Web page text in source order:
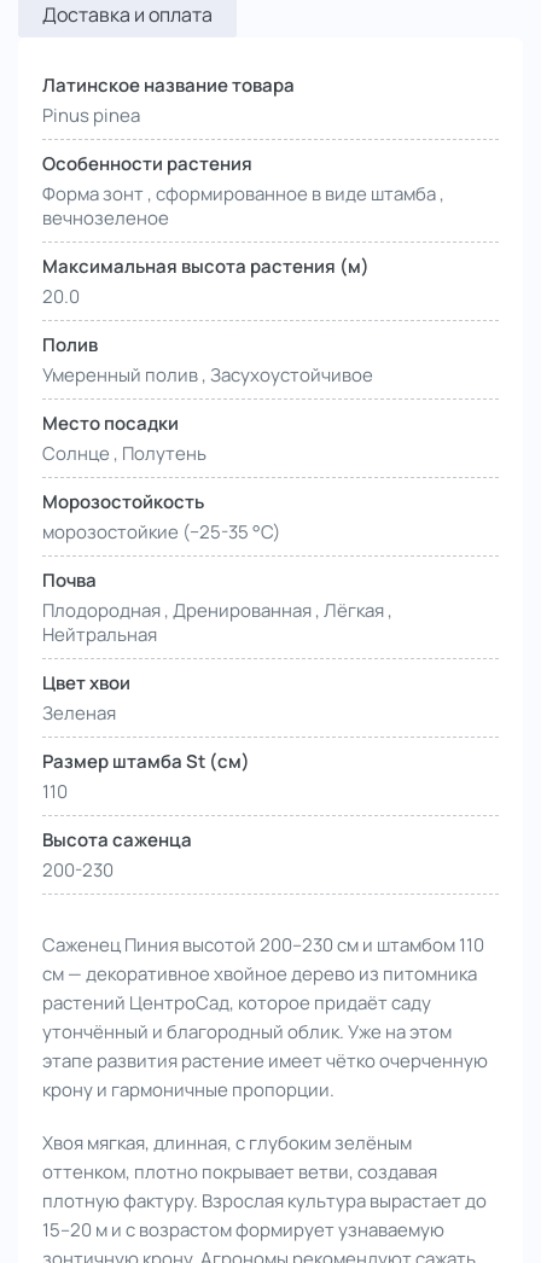
Доставка и оплата
Латинское название товара
Pinus pinea
Особенности растения
Форма зонт , сформированное в виде штамба ,
вечнозеленое
Максимальная высота растения (м)
20.0
Полив
Умеренный полив , Засухоустойчивое
Место посадки
Солнце , Полутень
Морозостойкость
морозостойкие (−25-35 °С)
Почва
Плодородная , Дренированная , Лёгкая ,
Нейтральная
Цвет хвои
Зеленая
Размер штамба St (см)
110
Высота саженца
200-230
Саженец Пиния высотой 200–230 см и штамбом 110
см — декоративное хвойное дерево из питомника
растений ЦентроСад, которое придаёт саду
утончённый и благородный облик. Уже на этом
этапе развития растение имеет чётко очерченную
крону и гармоничные пропорции.
Хвоя мягкая, длинная, с глубоким зелёным
оттенком, плотно покрывает ветви, создавая
плотную фактуру. Взрослая культура вырастает до
15–20 м и с возрастом формирует узнаваемую